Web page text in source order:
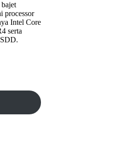
processor
Intel Core
serta